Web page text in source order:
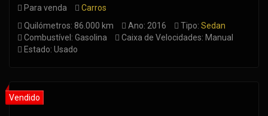
Para venda
Carros
Quilómetros: 86.000 km
Ano: 2016 Tipo: Sedan
Combustível: Gasolina
Caixa de Velocidades: Manual
Estado: Usado